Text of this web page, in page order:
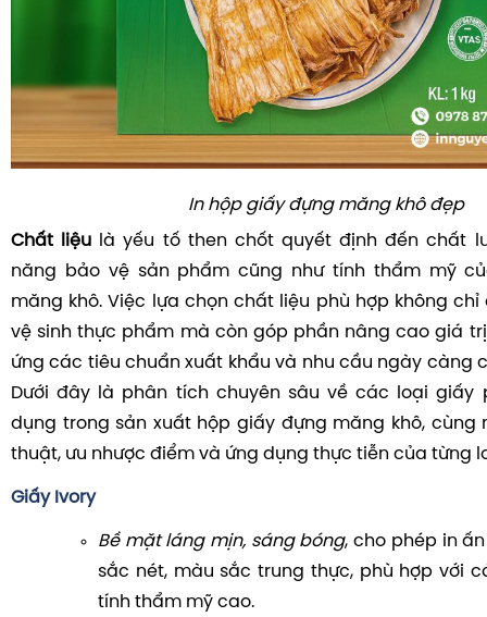
In hộp giấy đựng măng khô đẹp
Chất liệu là yếu tố then chốt quyết định đến chất
năng bảo vệ sản phẩm cũng như tính thẩm mỹ
măng khô. Việc lựa chọn chất liệu phù hợp không
vệ sinh thực phẩm mà còn góp phần nâng cao giá
ứng các tiêu chuẩn xuất khẩu và nhu cầu ngày càng
Dưới đây là phân tích chuyên sâu về các loại giấy
dụng trong sản xuất hộp giấy đựng măng khô, cùng
thuật, ưu nhược điểm và ứng dụng thực tiễn của từng
Giấy Ivory
Bề mặt láng mịn, sáng bóng, cho phép in
sắc nét, màu sắc trung thực, phù hợp với
tính thẩm mỹ cao.